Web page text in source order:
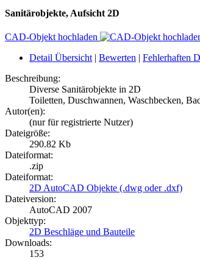
Sanitärobjekte, Aufsicht 2D
CAD-Objekt hochladen
Detail Übersicht| Bewerten | Fehlerhaften
Beschreibung:
Diverse Sanitärobjekte in 2D
Toiletten, Duschwannen, Waschbecken,
Autor(en):
(nur für registrierte Nutzer)
Dateigröße:
290.82 Kb
Dateiformat:
.zip
Dateiformat:
2D AutoCAD Objekte (.dwg oder .dxf)
Dateiversion:
AutoCAD 2007
Objekttyp:
2D Beschläge und Bauteile
Downloads:
153